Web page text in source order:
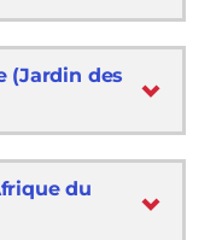
(Jardin des
du